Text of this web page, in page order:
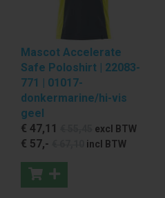
Mascot Accelerate
Safe Poloshirt | 22083-
771 | 01017-
donkermarine/hi-vis
geel
€ 47,11 excl BTW
€ 57,- incl BTW